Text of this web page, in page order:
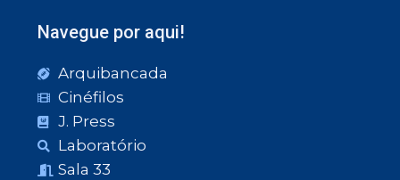
Navegue por aqui!
Arquibancada
Cinéfilos
J. Press
Laboratório
Sala 33